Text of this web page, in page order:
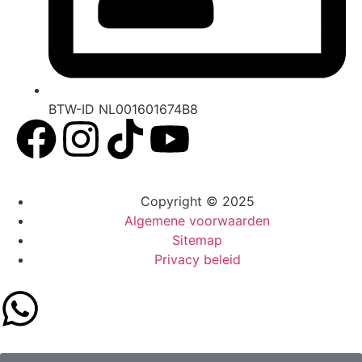
BTW-ID NL001601674B8
Copyright © 2025
Algemene voorwaarden
Sitemap
Privacy beleid